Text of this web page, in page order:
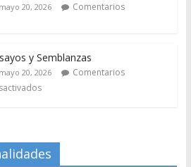
mayo 20, 2026
Comentarios
y Semblanzas
mayo 20, 2026
Comentarios